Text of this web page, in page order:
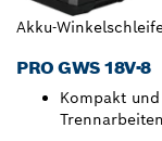
Akku-
PRO GWS 18V-8
Kompakt